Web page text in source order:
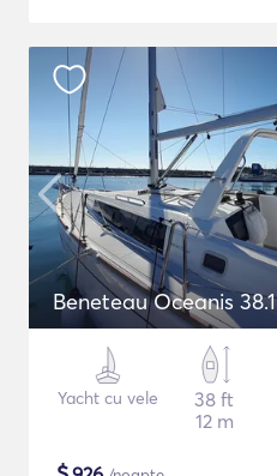
Beneteau Oceanis 38.1
Yacht cu vele
38 ft
12 m